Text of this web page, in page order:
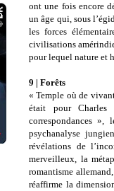
ont une fois encore
un âge qui, sous
les forces
civilisations
pour lequel nature et
9 | Forêts
« Temple où de
était pour
correspondances »,
psychanalyse
révélations de
merveilleux, la
romantisme
réaffirme la